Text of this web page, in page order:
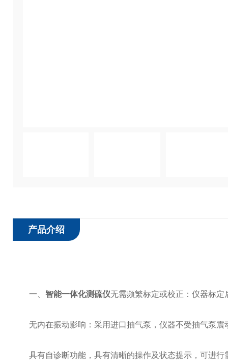
产品介绍
一、 智能一体化测硫仪无需频繁标定或校正：仪器标
无内在振动影响：采用进口抽气泵，仪器不受抽气泵震
具有自诊断功能，具有清晰的操作及状态提示，可进行